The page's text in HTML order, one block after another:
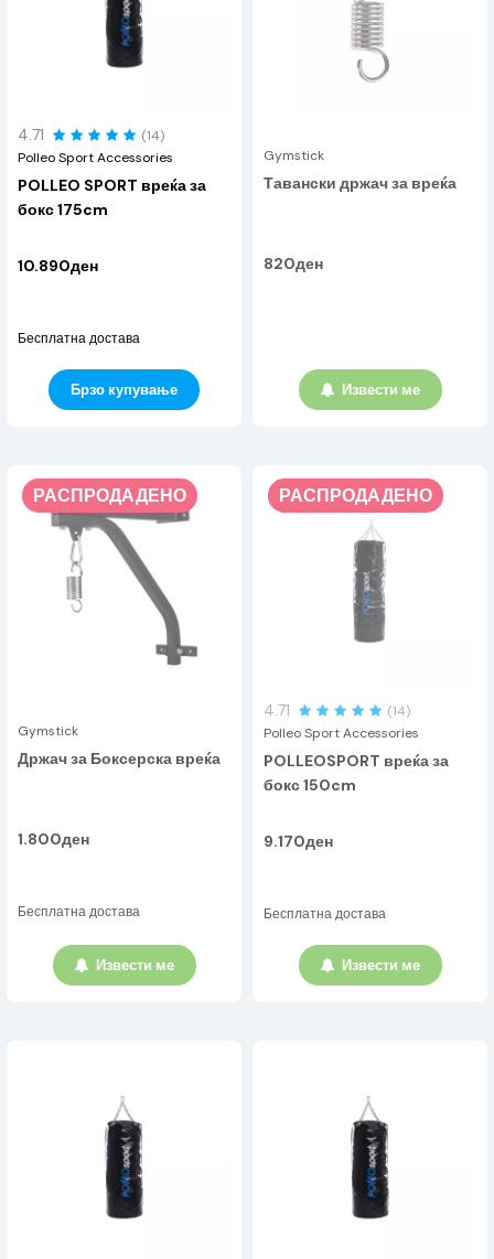
4.71
(14)
Polleo Sport Accessories
POLLEO SPORT вреќа за
бокс 175cm
10.890ден
Бесплатна достава
Брзо купување
Gymstick
Тавански држач за вреќа
820ден
Извести ме
РАСПРОДАДЕНО
Gymstick
Држач за Боксерска вреќа
1.800ден
Бесплатна достава
Извести ме
РАСПРОДАДЕНО
4.71
(14)
Polleo Sport Accessories
POLLEOSPORT вреќа за
бокс 150cm
9.170ден
Бесплатна достава
Извести ме